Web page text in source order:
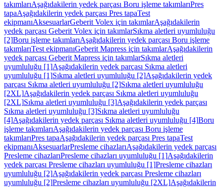
takımlarıAşağıdakilerin yedek parçası Boru işleme takımlarıPres
tapaAşağıdakilerin yedek parçası Pres tapaTest
ekipmanıAksesuarlarGeberit Volex için takımlarAşağıdakilerin
yedek parçası Geberit Volex için takımlarSıkma aletleri uyumluluğu
[2]Boru işleme takımlarıAşağıdakilerin yedek parçası Boru işleme
takımlarıTest ekipmanıGeberit Mapress için takımlarAşağıdakilerin
yedek parçası Geberit Mapress için takımlarSıkma aletleri
uyumluluğu [1]Aşağıdakilerin yedek parçası Sıkma aletleri
uyumluluğu [1]Sıkma aletleri uyumluluğu [2]Aşağıdakilerin yedek
parçası Sıkma aletleri uyumluluğu [2]Sıkma aletleri uyumluluğu
[2XL]Aşağıdakilerin yedek parçası Sıkma aletleri uyumluluğu
[2XL]Sıkma aletleri uyumluluğu [3]Aşağıdakilerin yedek parçası
Sıkma aletleri uyumluluğu [3]Sıkma aletleri uyumluluğu
[4]Aşağıdakilerin yedek parçası Sıkma aletleri uyumluluğu [4]Boru
işleme takımlarıAşağıdakilerin yedek parçası Boru işleme
takımlarıPres tapaAşağıdakilerin yedek parçası Pres tapaTest
ekipmanıAksesuarlarPresleme cihazlarıAşağıdakilerin yedek parçası
Presleme cihazlarıPresleme cihazları uyumluluğu [1]Aşağıdakilerin
yedek parçası Presleme cihazları uyumluluğu [1]Presleme cihazları
uyumluluğu [2]Aşağıdakilerin yedek parçası Presleme cihazları
uyumluluğu [2]Presleme cihazları uyumluluğu [2XL]Aşağıdakilerin